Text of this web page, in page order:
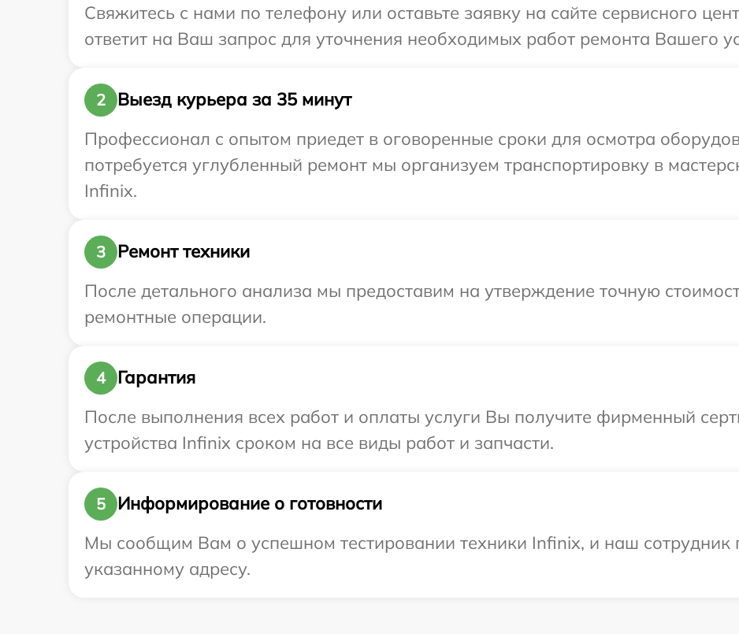
Свяжитесь с нами по телефону или оставьте заявку на сайте сервисного
ответит на Ваш запрос для уточнения необходимых работ ремонта Вашего
2
Выезд курьера за 35 минут
Профессионал с опытом приедет в оговоренные сроки для осмотра
потребуется углубленный ремонт мы организуем транспортировку в
Infinix.
3
Ремонт техники
После детального анализа мы предоставим на утверждение точную
ремонтные операции.
4
Гарантия
После выполнения всех работ и оплаты услуги Вы получите фирменный
устройства Infinix сроком на все виды работ и запчасти.
5
Информирование о готовности
Мы сообщим Вам о успешном тестировании техники Infinix, и наш сотрудник
указанному адресу.